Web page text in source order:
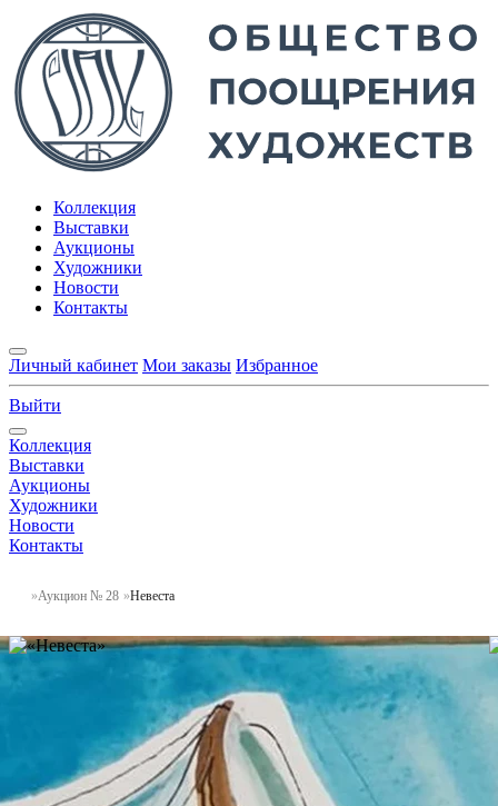
Коллекция
Выставки
Аукционы
Художники
Новости
Контакты
Личный кабинет Мои заказы Избранное
Выйти
Коллекция
Выставки
Аукционы
Художники
Новости
Контакты
Аукцион № 28 Невеста